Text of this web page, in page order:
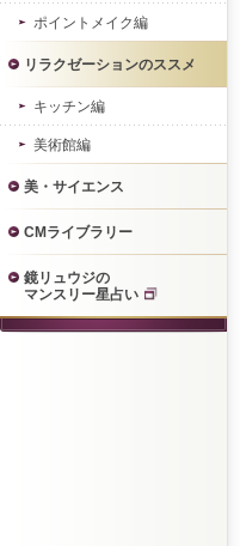
ポイントメイク編
リラクゼーションのススメ
キッチン編
美術館編
美・サイエンス
CMライブラリー
鏡リュウジの
マンスリー星占い